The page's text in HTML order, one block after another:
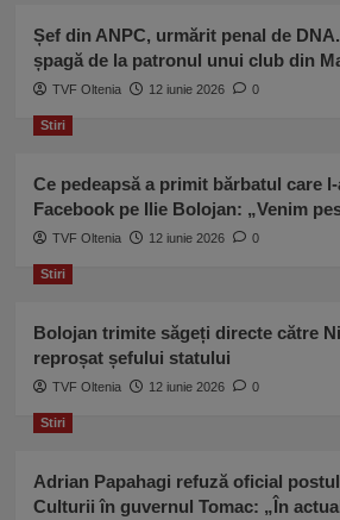
statului
10
milioane
de
ca
să
ajut”
Șef din ANPC, urmărit penal de
șpagă de la patronul unui club din
TVF Oltenia 12 iunie 2026 0
Stiri
Ce pedeapsă a primit bărbatul care
Facebook pe Ilie Bolojan: „Venim
TVF Oltenia 12 iunie 2026 0
Stiri
Bolojan trimite săgeți directe către
reproșat șefului statului
TVF Oltenia 12 iunie 2026 0
Stiri
Adrian Papahagi refuză oficial
Culturii în guvernul Tomac: „În